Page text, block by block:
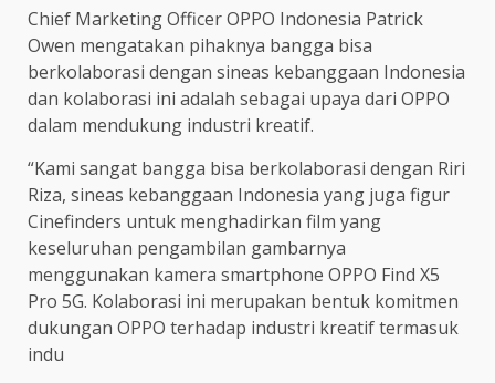
Chief Marketing Officer OPPO Indonesia Patrick
Owen mengatakan pihaknya bangga bisa
berkolaborasi dengan sineas kebanggaan Indonesia
dan kolaborasi ini adalah sebagai upaya dari OPPO
dalam mendukung industri kreatif.
“Kami sangat bangga bisa berkolaborasi dengan Riri
Riza, sineas kebanggaan Indonesia yang juga figur
Cinefinders untuk menghadirkan film yang
keseluruhan pengambilan gambarnya
menggunakan kamera smartphone OPPO Find X5
Pro 5G. Kolaborasi ini merupakan bentuk komitmen
dukungan OPPO terhadap industri kreatif termasuk
indu